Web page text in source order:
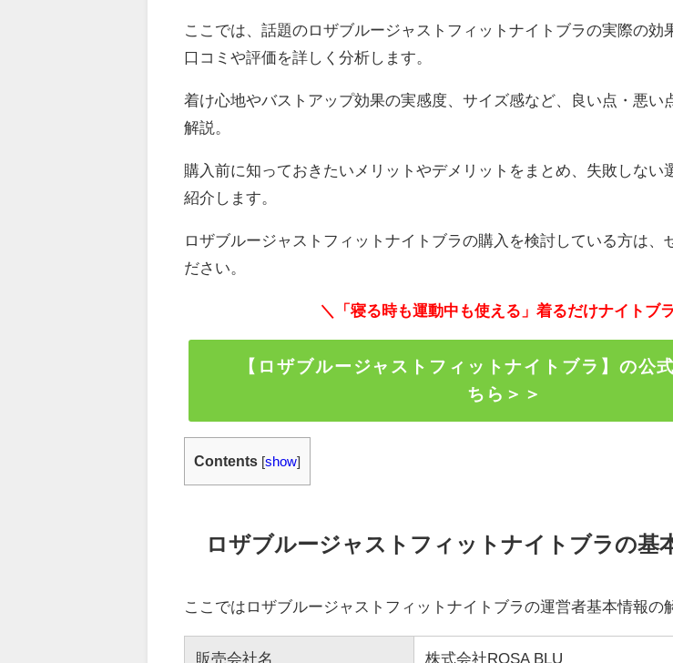
ここでは、話題のロザブルージャストフィットナイトブラの実際の効
口コミや評価を詳しく分析します。
着け心地やバストアップ効果の実感度、サイズ感など、良い点・悪い
解説。
購入前に知っておきたいメリットやデメリットをまとめ、失敗しない
紹介します。
ロザブルージャストフィットナイトブラの購入を検討している方は、
ださい。
＼「寝る時も運動中も使える」着るだけナイトブ
【ロザブルージャストフィットナイトブラ】の公
ちら＞＞
Contents [show]
ロザブルージャストフィットナイトブラの基
ここではロザブルージャストフィットナイトブラの運営者基本情報の
販売会社名 株式会社ROSA BLU